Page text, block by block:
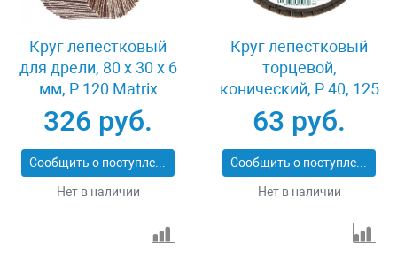
Круг лепестковый
для дрели, 80 х 30 х 6
мм, P 120 Matrix
74146
326 руб.
Сообщить о поступлении
Нет в наличии
Круг лепестковый
торцевой,
конический, Р 40, 125
х 22.2 мм Сибртех
74083
63 руб.
Сообщить о поступлении
Нет в наличии